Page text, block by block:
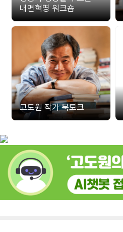
내면혁명 워크숍
고도원 작가 북토크